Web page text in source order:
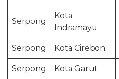
Serpong
Kota
Indramayu
Serpong Kota Cirebon
Serpong Kota Garut